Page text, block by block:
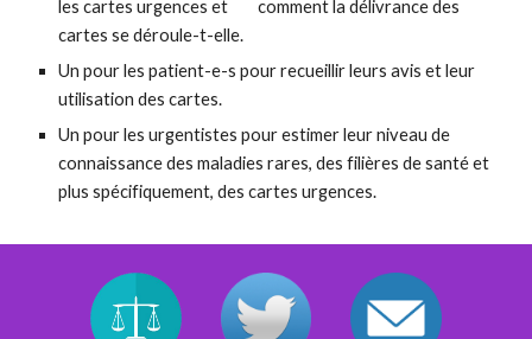
les cartes urgences et
comment la délivrance des
cartes se déroule-t-elle.
Un pour les patient-e-s pour recueillir leurs avis et leur
utilisation des cartes.
Un pour les urgentistes pour estimer leur niveau de
connaissance des maladies rares, des filières de santé et
plus spécifiquement, des cartes urgences.